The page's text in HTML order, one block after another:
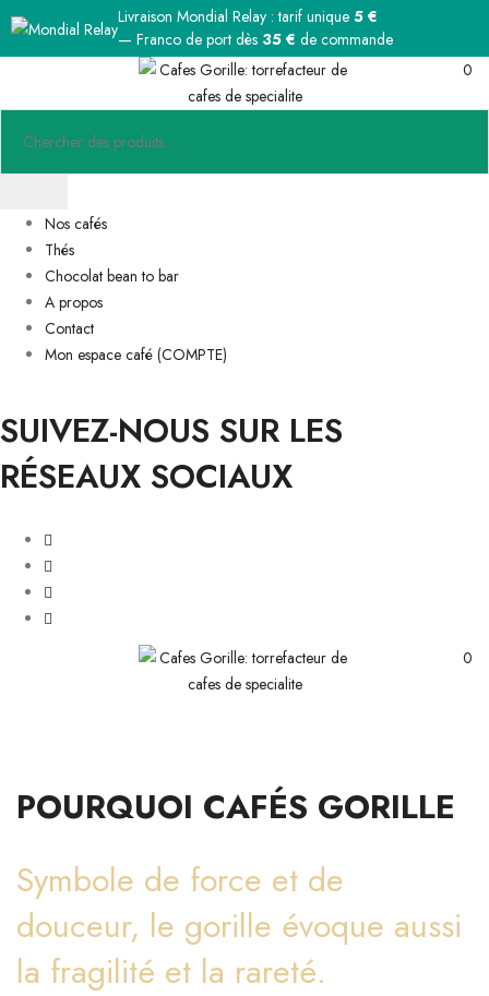
Livraison Mondial Relay : tarif unique 5 €
— Franco de port dès 35 € de commande
0
Nos cafés
Thés
Chocolat bean to bar
A propos
Contact
Mon espace café (COMPTE)
SUIVEZ-NOUS SUR LES
RÉSEAUX SOCIAUX
0
POURQUOI CAFÉS GORILLE
Symbole de force et de
douceur, le gorille évoque aussi
la fragilité et la rareté.